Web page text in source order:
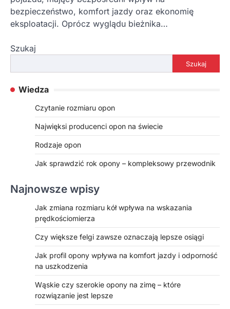
bezpieczeństwo, komfort jazdy oraz ekonomię
eksploatacji. Oprócz wyglądu bieżnika…
Szukaj
Szukaj
Wiedza
Czytanie rozmiaru opon
Najwięksi producenci opon na świecie
Rodzaje opon
Jak sprawdzić rok opony – kompleksowy przewodnik
Najnowsze wpisy
Jak zmiana rozmiaru kół wpływa na wskazania
prędkościomierza
Czy większe felgi zawsze oznaczają lepsze osiągi
Jak profil opony wpływa na komfort jazdy i odporność
na uszkodzenia
Wąskie czy szerokie opony na zimę – które
rozwiązanie jest lepsze